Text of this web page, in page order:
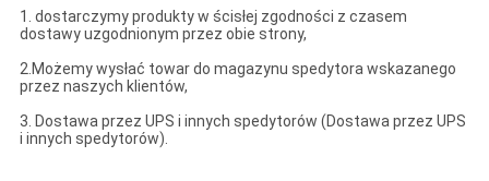
1. dostarczymy produkty w ścisłej zgodności z czasem
dostawy uzgodnionym przez obie strony,
2.Możemy wysłać towar do magazynu spedytora wskazanego
przez naszych klientów,
3. Dostawa przez UPS i innych spedytorów (Dostawa przez UPS
i innych spedytorów).